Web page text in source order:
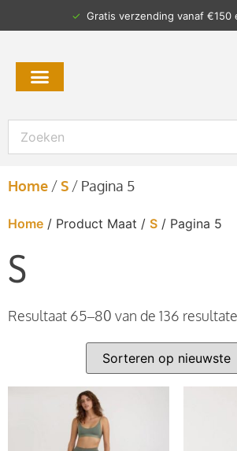
✓ Gratis verzending vanaf €150
Home / S / Pagina 5
Home / Product Maat / S / Pagina 5
S
Resultaat 65–80 van de 136